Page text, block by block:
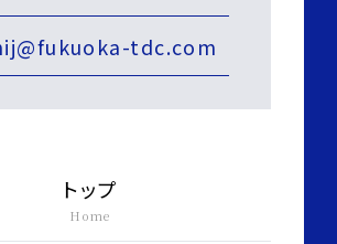
tdc.com
トップ
Home